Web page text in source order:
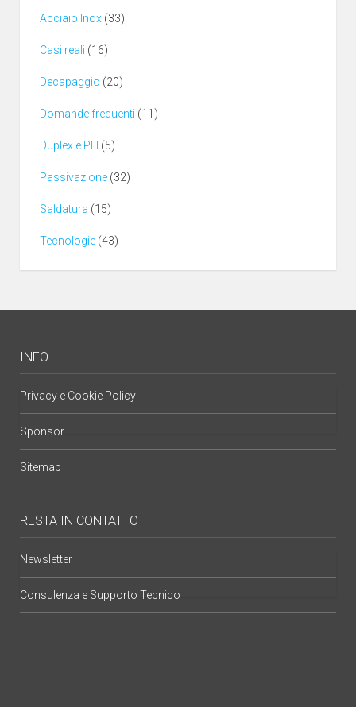
Acciaio Inox (33)
Casi reali (16)
Decapaggio (20)
Domande frequenti (11)
Duplex e PH (5)
Passivazione (32)
Saldatura (15)
Tecnologie (43)
INFO
Privacy e Cookie Policy
Sponsor
Sitemap
RESTA IN CONTATTO
Newsletter
Consulenza e Supporto Tecnico